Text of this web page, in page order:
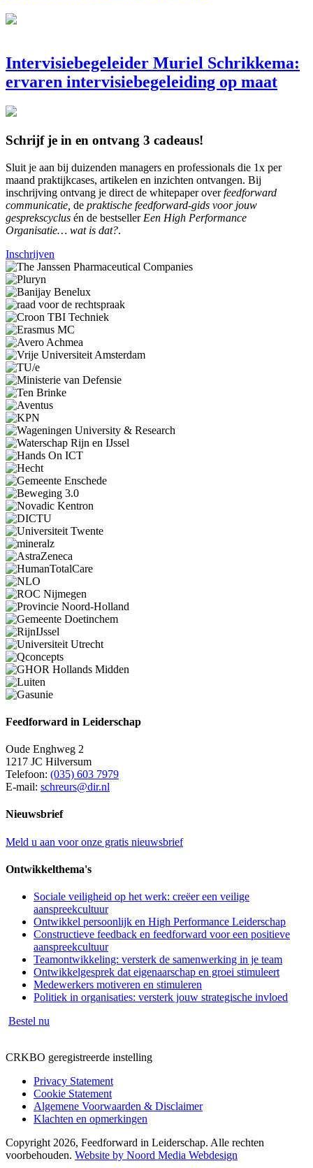
Intervisiebegeleider Muriel Schrikkema:
ervaren intervisiebegeleiding op maat
Schrijf je in en ontvang 3 cadeaus!
Sluit je aan bij duizenden managers en professionals die 1x per
maand praktijkcases, artikelen en inzichten ontvangen. Bij
inschrijving ontvang je direct de whitepaper overfeedforward
communicatie, de praktische feedforward-gids voor jouw
gesprekscyclus én de bestseller Een High Performance
Organisatie… wat is dat?.
Inschrijven
Feedforward in Leiderschap
Oude Enghweg 2
1217 JC Hilversum
Telefoon: (035) 603 7979
E-mail: schreurs@dir.nl
Nieuwsbrief
Meld u aan voor onze gratis nieuwsbrief
Ontwikkelthema's
Sociale veiligheid op het werk: creëer een veilige
aanspreekcultuur
Ontwikkel persoonlijk en High Performance Leiderschap
Constructieve feedback en feedforward voor een positieve
aanspreekcultuur
Teamontwikkeling: versterk de samenwerking in je team
Ontwikkelgesprek dat eigenaarschap en groei stimuleert
Medewerkers motiveren en stimuleren
Politiek in organisaties: versterk jouw strategische invloed
Bestel nu
CRKBO geregistreerde instelling
Privacy Statement
Cookie Statement
Algemene Voorwaarden & Disclaimer
Klachten en opmerkingen
Copyright 2026, Feedforward in Leiderschap. Alle rechten
voorbehouden. Website by Noord Media Webdesign